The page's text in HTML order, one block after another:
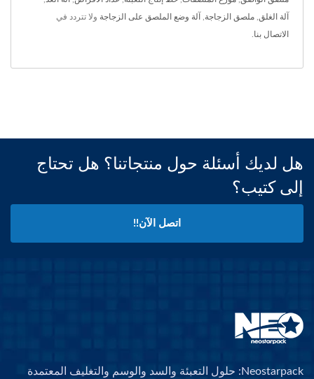
آلة الغلق ملصق الزجاجة آلة وضع الملصق على الزجاجة ولا تتردد في
الاتصال بنا
هل لديك أسئلة حول منتجاتنا؟ هل تحتاج
إلى كتيب؟
اتصل الآن!!
Neostarpack: حلول التعبئة والسد والوسم والتغليف المعتمدة